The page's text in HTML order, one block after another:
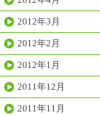
2012年3月
2012年2月
2012年1月
2011年12月
2011年11月